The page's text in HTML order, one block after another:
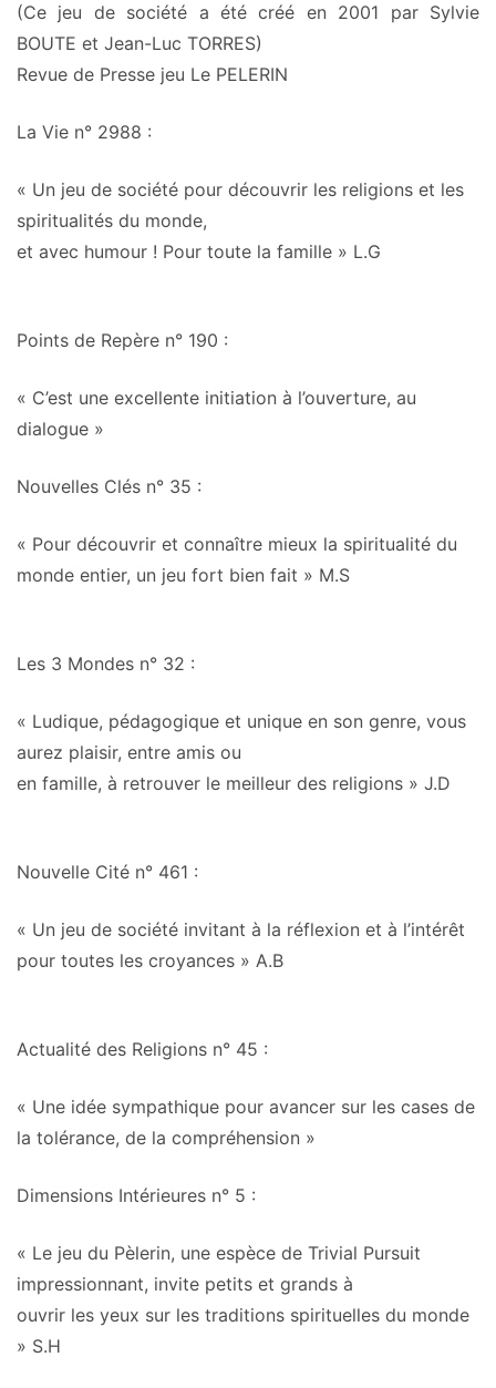
(Ce jeu de société a été créé en 2001 par Sylvie
BOUTE et Jean-Luc TORRES)
Revue de Presse jeu Le PELERIN
La Vie n° 2988 :
« Un jeu de société pour découvrir les religions et les
spiritualités du monde,
et avec humour ! Pour toute la famille » L.G
Points de Repère n° 190 :
« C’est une excellente initiation à l’ouverture, au
dialogue »
Nouvelles Clés n° 35 :
« Pour découvrir et connaître mieux la spiritualité du
monde entier, un jeu fort bien fait » M.S
Les 3 Mondes n° 32 :
« Ludique, pédagogique et unique en son genre, vous
aurez plaisir, entre amis ou
en famille, à retrouver le meilleur des religions » J.D
Nouvelle Cité n° 461 :
« Un jeu de société invitant à la réflexion et à l’intérêt
pour toutes les croyances » A.B
Actualité des Religions n° 45 :
« Une idée sympathique pour avancer sur les cases de
la tolérance, de la compréhension »
Dimensions Intérieures n° 5 :
« Le jeu du Pèlerin, une espèce de Trivial Pursuit
impressionnant, invite petits et grands à
ouvrir les yeux sur les traditions spirituelles du monde
» S.H